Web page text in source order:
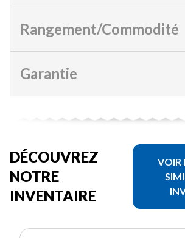
Rangement/Commodité
Garantie
DÉCOUVREZ
NOTRE
INVENTAIRE
VOIR